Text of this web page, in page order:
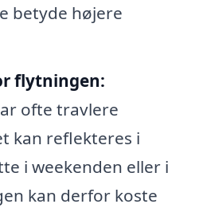
betyde højere
flytningen:
ofte travlere
kan reflekteres i
i weekenden eller i
kan derfor koste